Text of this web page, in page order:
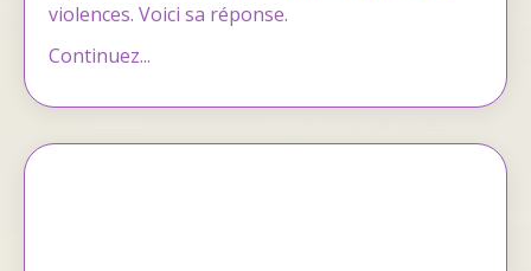
violences. Voici sa réponse.
Continuez...